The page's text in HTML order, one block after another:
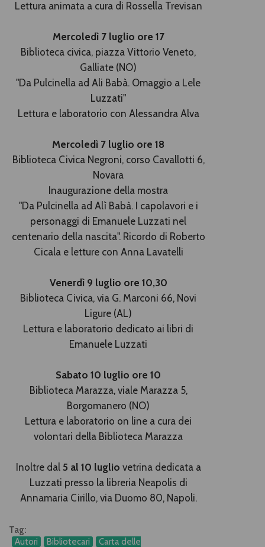
Lettura animata a cura di Rossella Trevisan
Mercoledì 7 luglio ore 17
Biblioteca civica, piazza Vittorio Veneto,
Galliate (NO)
"Da Pulcinella ad Ali Babà. Omaggio a Lele
Luzzati"
Lettura e laboratorio con Alessandra Alva
Mercoledì 7 luglio ore 18
Biblioteca Civica Negroni, corso Cavallotti 6,
Novara
Inaugurazione della mostra
"Da Pulcinella ad Alì Babà. I capolavori e i
personaggi di Emanuele Luzzati nel
centenario della nascita". Ricordo di Roberto
Cicala e letture con Anna Lavatelli
Venerdì 9 luglio ore 10,30
Biblioteca Civica, via G. Marconi 66, Novi
Ligure (AL)
Lettura e laboratorio dedicato ai libri di
Emanuele Luzzati
Sabato 10 luglio ore 10
Biblioteca Marazza, viale Marazza 5,
Borgomanero (NO)
Lettura e laboratorio on line a cura dei
volontari della Biblioteca Marazza
Inoltre dal 5 al 10 luglio vetrina dedicata a
Luzzati presso la libreria Neapolis di
Annamaria Cirillo, via Duomo 80, Napoli.
Tag:
Autori
Bibliotecari
Carta delle